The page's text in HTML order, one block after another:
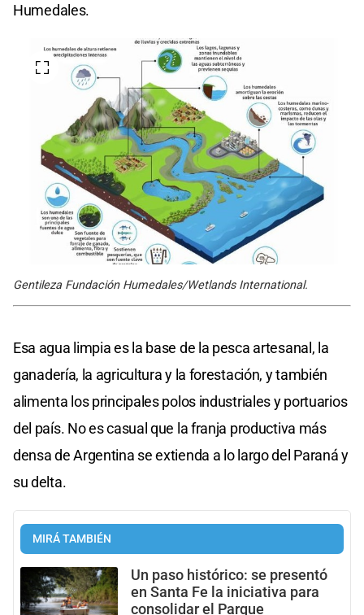
Humedales.
Gentileza Fundación Humedales/Wetlands International.
Esa agua limpia es la base de la pesca artesanal, la
ganadería, la agricultura y la forestación, y también
alimenta los principales polos industriales y portuarios
del país. No es casual que la franja productiva más
densa de Argentina se extienda a lo largo del Paraná y
su delta.
MIRÁ TAMBIÉN
Un paso histórico: se presentó
en Santa Fe la iniciativa para
consolidar el Parque